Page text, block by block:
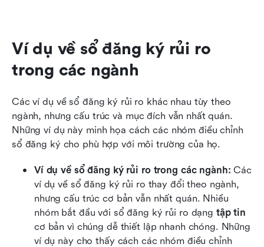
Ví dụ về sổ đăng ký rủi ro
trong các ngành
Các ví dụ về sổ đăng ký rủi ro khác nhau tùy theo
ngành, nhưng cấu trúc và mục đích vẫn nhất quán.
Những ví dụ này minh họa cách các nhóm điều chỉnh
sổ đăng ký cho phù hợp với môi trường của họ.
Ví dụ về sổ đăng ký rủi ro trong các ngành: Các
ví dụ về sổ đăng ký rủi ro thay đổi theo ngành,
nhưng cấu trúc cơ bản vẫn nhất quán. Nhiều
nhóm bắt đầu với sổ đăng ký rủi ro dạng tập tin
cơ bản vì chúng dễ thiết lập nhanh chóng. Những
ví dụ này cho thấy cách các nhóm điều chỉnh